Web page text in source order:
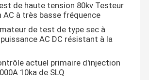
de haute tension 80kv Testeur
AC à très basse fréquence
de test de type sec à
AC DC résistant à la
actuel primaire d'injection
10ka de SLQ